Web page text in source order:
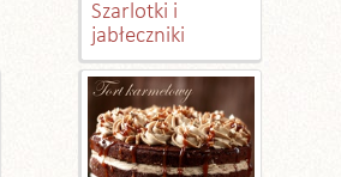
Szarlotki i
jabłeczniki